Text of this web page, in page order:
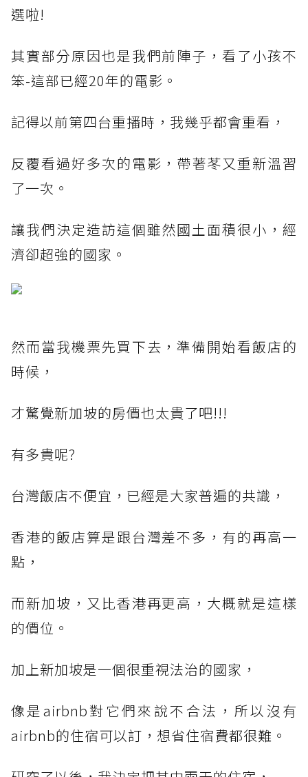
選啦!
其實部分原因也是我們前陣子，看了小孩不
笨-這部已經20年的電影。
記得以前第四台重播時，我幾乎都會重看，
反覆看過好多次的電影，帶著苳又重新溫習
了一次。
讓我們決定造訪這個雖然國土面積很小，經
濟卻超強的國家。
然而當我機票先買下去，準備開始看飯店的
時候，
才驚覺新加坡的房價也太貴了吧!!!
有多貴呢?
台灣飯店不便宜，已經是大家普遍的共識，
香港的飯店算是跟台灣差不多，有的再高一
點，
而新加坡，又比香港再更高，大概就是這樣
的價位。
加上新加坡是一個很重視法治的國家，
像是airbnb對它們來說不合法，所以沒有
airbnb的住宿可以訂，想省住宿費都很難。